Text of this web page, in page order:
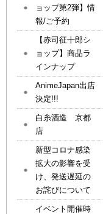
ョップ第2弾】情
報/ご予約
【赤司征十郎シ
ョップ】商品ラ
インナップ
AnimeJapan出店
決定!!!
白糸酒造 京都
店
新型コロナ感染
拡大の影響を受
け、発送遅延の
お詫びについて
イベント開催時